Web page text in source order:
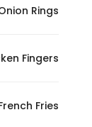
Rings
Fingers
Fries
content and